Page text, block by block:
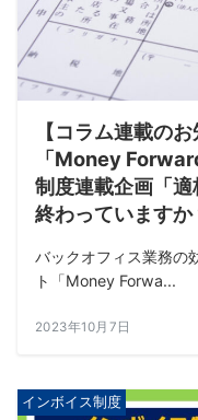
【コラム連載の
「Money
制度連載企画「
終わっています
バックオフィス業務の
ト「Money Forwa...
2023年10月7日
インボイス制度